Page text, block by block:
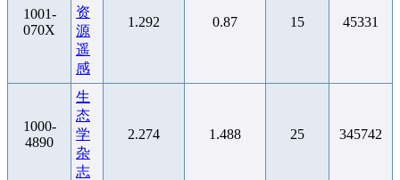
1001-
070X
资
源
遥
感
1.292 0.87 15 45331
1000-
4890
生
态
学
杂
志
2.274 1.488 25 345742